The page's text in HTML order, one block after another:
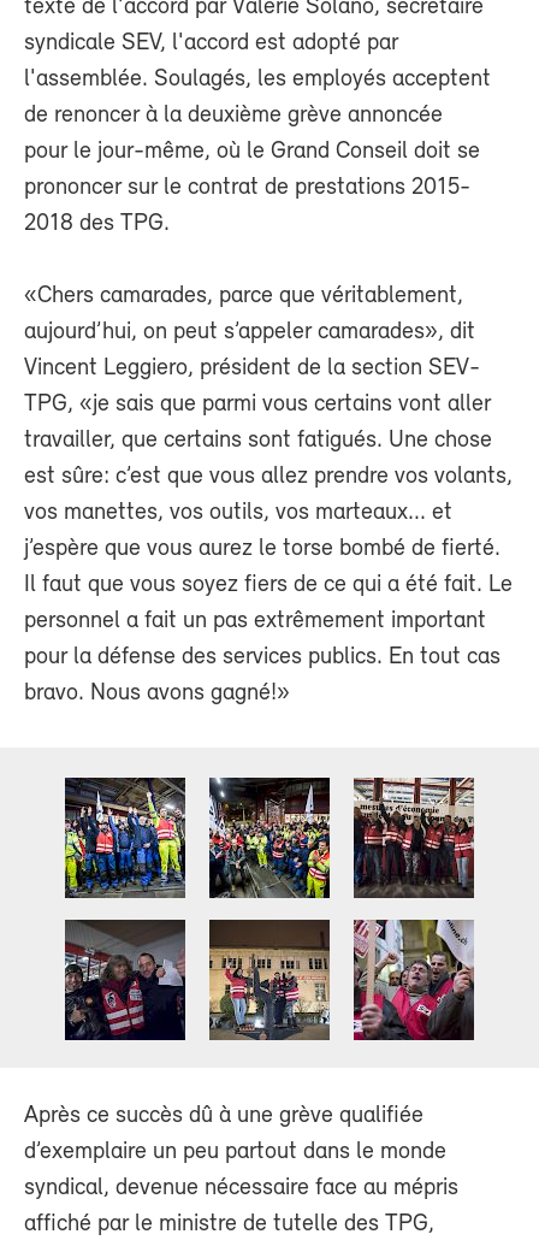
texte de l'accord par Valérie Solano, secrétaire
syndicale SEV, l'accord est adopté par
l'assemblée. Soulagés, les employés acceptent
de renoncer à la deuxième grève annoncée
pour le jour-même, où le Grand Conseil doit se
prononcer sur le contrat de prestations 2015-
2018 des TPG.
«Chers camarades, parce que véritablement,
aujourd’hui, on peut s’appeler camarades», dit
Vincent Leggiero, président de la section SEV-
TPG, «je sais que parmi vous certains vont aller
travailler, que certains sont fatigués. Une chose
est sûre: c’est que vous allez prendre vos volants,
vos manettes, vos outils, vos marteaux... et
j’espère que vous aurez le torse bombé de fierté.
Il faut que vous soyez fiers de ce qui a été fait. Le
personnel a fait un pas extrêmement important
pour la défense des services publics. En tout cas
bravo. Nous avons gagné!»
Après ce succès dû à une grève qualifiée
d’exemplaire un peu partout dans le monde
syndical, devenue nécessaire face au mépris
affiché par le ministre de tutelle des TPG,